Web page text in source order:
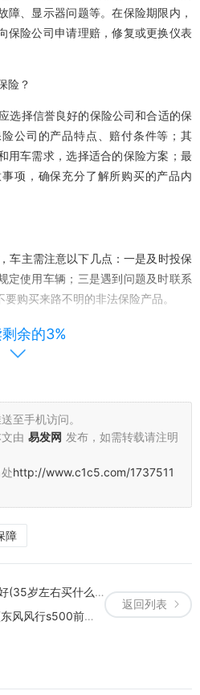
障、显示器问题等。在保险期限内，
保险公司申请理赔，修复或更换仪表
险？
选择信誉良好的保险公司和合适的保
公司的产品特点、赔付条件等；其
用车需求，选择适合的保险方案；最
项，确保充分了解所购买的产品内
车主需注意以下几点：一是及时投保
定使用车辆；三是遇到问题及时联系
购买来路不明的非法保险产品。
了重要的保障措施。在购买和使用过
和注意事项，确保自身权益得到充分
余的3%
至手机访问。
由 易发网 发布，如需转载请注明
http://www.c1c5.com/1737511
障
返回列表
岁左右买什么保险好)
行s500前保险杠)